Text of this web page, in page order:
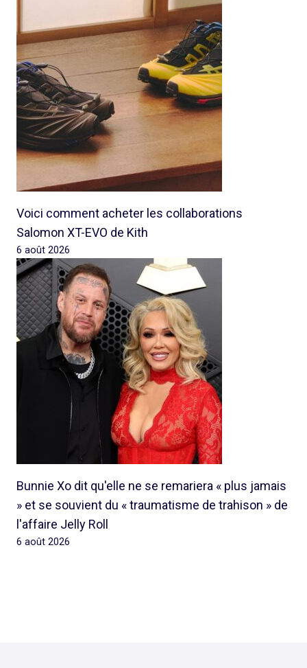
Voici comment acheter les collaborations
Salomon XT-EVO de Kith
6 août 2026
Bunnie Xo dit qu'elle ne se remariera « plus jamais
» et se souvient du « traumatisme de trahison » de
l'affaire Jelly Roll
6 août 2026